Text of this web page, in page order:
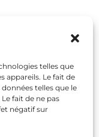
telles que
appareils. Le fait de
telles que le
fait de ne pas
négatif sur